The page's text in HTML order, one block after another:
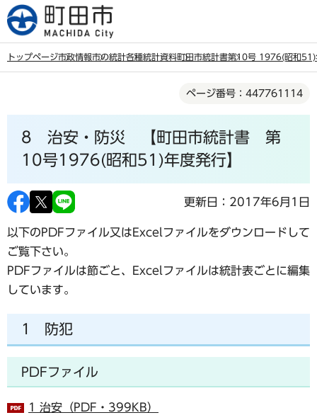
こ
の
トップページ市政情報市の統計各種統計資料町田市統計書第10号 1976(昭和51)
ページ番号：447761114
8 治安・防災 【町田市統計書 第
10号1976(昭和51)年度発行】
更新日：2017年6月1日
以下のPDFファイル又はExcelファイルをダウンロードして
ご覧下さい。
PDFファイルは節ごと、Excelファイルは統計表ごとに編集
しています。
1 防犯
PDFファイル
1 治安（PDF・399KB）